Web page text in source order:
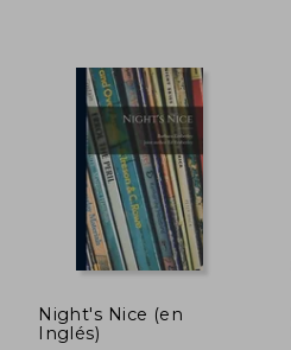
40%
Night's Nice (en
Inglés)